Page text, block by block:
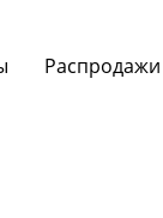
Распродажи